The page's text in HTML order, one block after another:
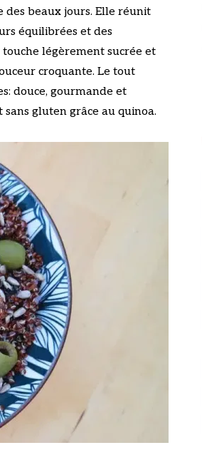
des beaux jours. Elle réunit
équilibrées et des
légèrement sucrée et
croquante. Le tout
douce, gourmande et
gluten grâce au quinoa.